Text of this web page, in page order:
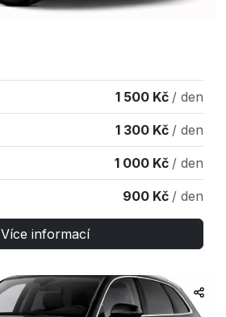
1 500 Kč / den
1 300 Kč / den
1 000 Kč / den
900 Kč / den
Více informací